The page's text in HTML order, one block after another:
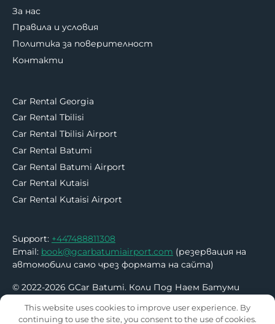
За нас
Правила и условия
Политика за поверителност
Контакти
Car Rental Georgia
Car Rental Tbilisi
Car Rental Tbilisi Airport
Car Rental Batumi
Car Rental Batumi Airport
Car Rental Kutaisi
Car Rental Kutaisi Airport
Support: +447488811308
Email: book@gcarbatumiairport.com (резервация на
автомобили само чрез формата на сайта)
© 2022-2026 GCar Batumi. Коли Под Наем Батуми
This website uses cookies to improve user experience. By
continuing to use the site, you consent to the use of cookies.